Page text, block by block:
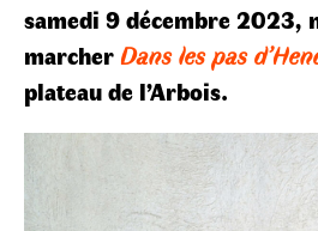
samedi 9 décembre 2023,
marcherDans les pas
plateau de l’Arbois.